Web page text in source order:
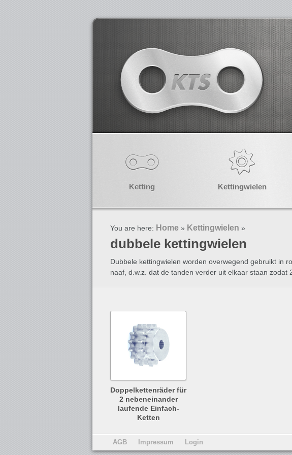
Ketting Kettingwielen
You are here: Home » Kettingwielen »
dubbele kettingwielen
Dubbele kettingwielen worden overwegend gebruikt in
naaf, d.w.z. dat de tanden verder uit elkaar staan
Doppelkettenräder für
2 nebeneinander
laufende Einfach-
Ketten
AGB Impressum Login